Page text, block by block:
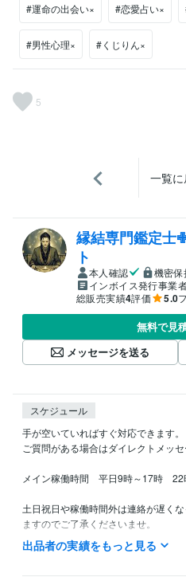
#運命の出会い× #恋愛占い×
#男性心理× #くじりん×
5
一覧に
縁結専門鑑定士
ト
本人確認
機密
インボイス発行事業
総販売実績4評価 5.0
無料で見
メッセージを送る
スケジュール
手が空いていればすぐ対応できます。
ご質問がある場合はダイレクトメッセ
メイン稼働時間　平日9時～17時　
土日祝日や稼働時間外は連絡が遅く
ますのでご了承くださいませ。
できるだけ敏速な返答を心がけていま
出品者の実績をもっと見る